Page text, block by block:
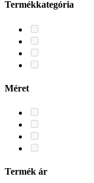
Termékkategória
Méret
Termék ár